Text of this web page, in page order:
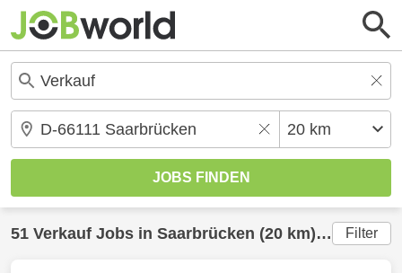
51 Verkauf Jobs in Saarbrücken (20 km) gefunden Filter